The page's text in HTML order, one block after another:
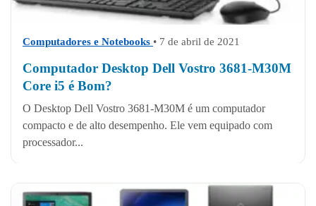
Computadores e Notebooks • 7 de abril de 2021
Computador Desktop Dell Vostro 3681-M30M
Core i5 é Bom?
O Desktop Dell Vostro 3681-M30M é um computador
compacto e de alto desempenho. Ele vem equipado com
processador...